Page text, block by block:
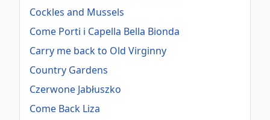
Cockles and Mussels
Come Porti i Capella Bella Bionda
Carry me back to Old Virginny
Country Gardens
Czerwone Jabłuszko
Come Back Liza